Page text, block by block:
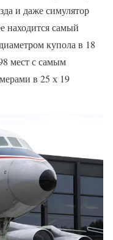
и даже симулятор
находится самый
купола в 18
мест с самым
в 25 х 19